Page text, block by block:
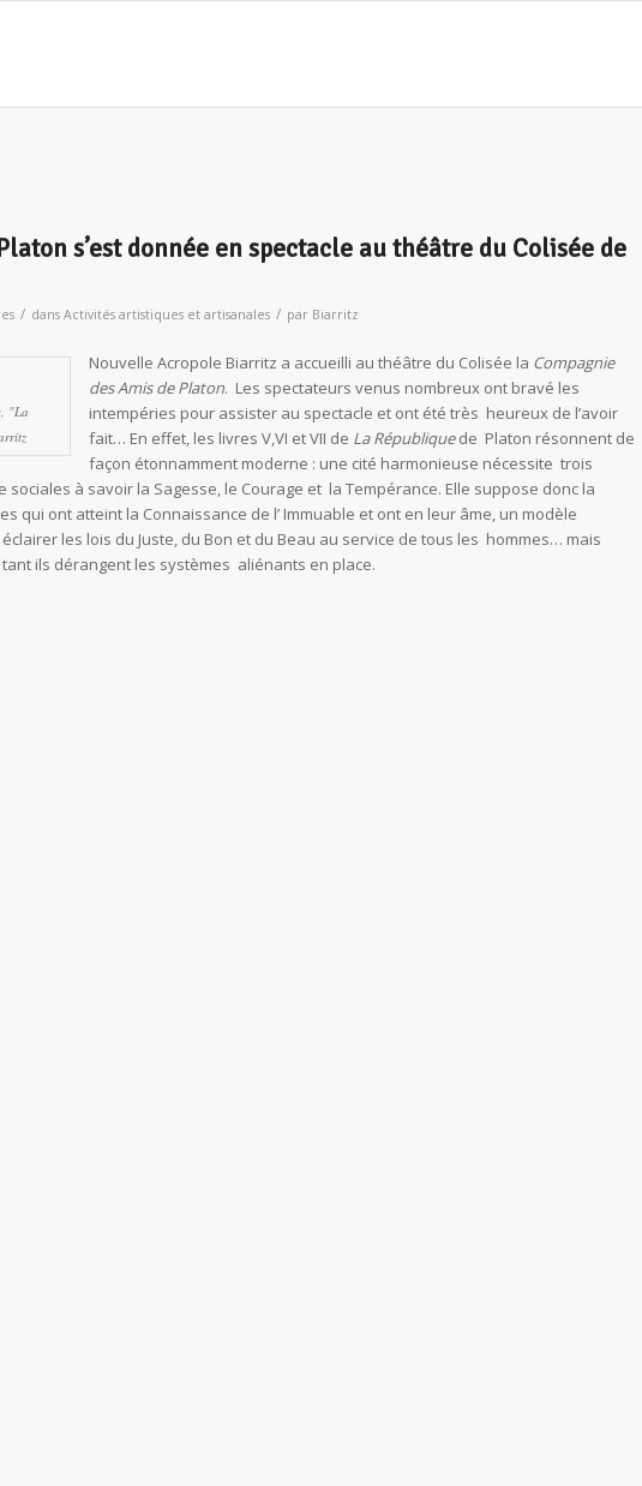
s’est donnée en spectacle au théâtre du Colisée de
/ dans Activités artistiques et artisanales / par Biarritz
"La
Nouvelle Acropole Biarritz a accueilli au théâtre du Colisée la Compagnie
des Amis de Platon. Les spectateurs venus nombreux ont bravé les
intempéries pour assister au spectacle et ont été très heureux de l’avoir
fait… En effet, les livres V,VI et VII de La Républiquede Platon résonnent de
façon étonnamment moderne : une cité harmonieuse nécessite trois
à savoir la Sagesse, le Courage et la Tempérance. Elle suppose donc la
qui ont atteint la Connaissance de l’ Immuable et ont en leur âme, un modèle
les lois du Juste, du Bon et du Beau au service de tous les hommes… mais
ils dérangent les systèmes aliénants en place.